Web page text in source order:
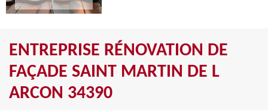
ENTREPRISE RÉNOVATION DE
FAÇADE SAINT MARTIN DE L
ARCON 34390